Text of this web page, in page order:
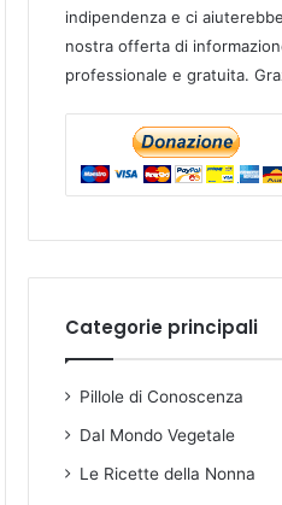
indipendenza e ci
nostra offerta di
professionale e gratuita.
Categorie principali
Pillole di Conoscenza
Dal Mondo Vegetale
Le Ricette della Nonna